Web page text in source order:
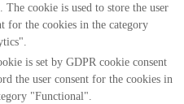
The cookie is used to store the user
for the cookies in the category
is set by GDPR cookie consent
the user consent for the cookies in
"Functional".